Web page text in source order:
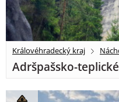
Královéhradecký kraj
Adršpašsko-